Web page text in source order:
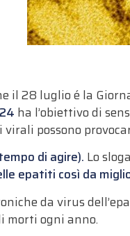
il 28 luglio é la
ha l’obiettivo di
possono
di agire). Lo
epatiti così da
da virus
morti ogni anno.